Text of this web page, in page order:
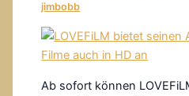
jimbobb
Ab sofort können